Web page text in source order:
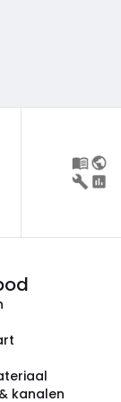
kanalen